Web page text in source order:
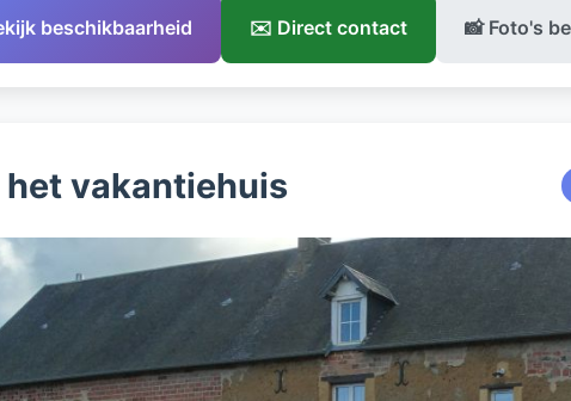
beschikbaarheid ✉️ Direct contact 📸 Foto's
het vakantiehuis